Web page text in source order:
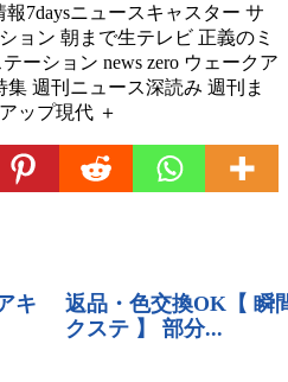
7daysニュースキャスター サ
ョン 朝まで生テレビ 正義のミ
ーション news zero ウェークア
週刊ニュース深読み 週刊ま
ップ現代 ＋